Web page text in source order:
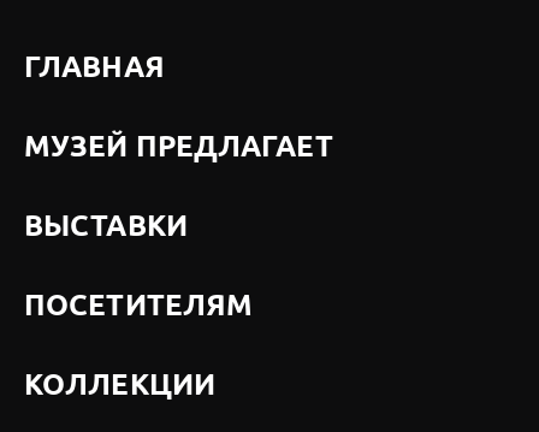
ГЛАВНАЯ
МУЗЕЙ ПРЕДЛАГАЕТ
ВЫСТАВКИ
ПОСЕТИТЕЛЯМ
КОЛЛЕКЦИИ